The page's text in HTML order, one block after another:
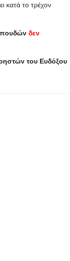
κατά το τρέχον
δεν
του Ευδόξου